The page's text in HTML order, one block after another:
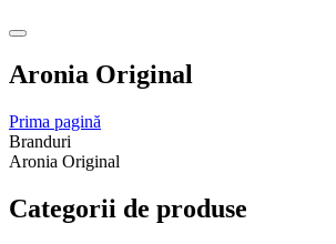
Aronia Original
Prima pagină
Branduri
Aronia Original
Categorii de produse